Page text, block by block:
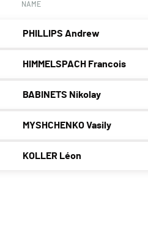
NAME
PHILLIPS Andrew
HIMMELSPACH Francois
BABINETS Nikolay
MYSHCHENKO Vasily
KOLLER Léon